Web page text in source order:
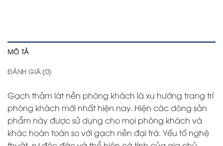
MÔ TẢ
ĐÁNH GIÁ (0)
Gạch thảm lát nền phòng khách là xu hướng trang trí
phòng khách mới nhất hiện nay. Hiện các dòng sản
phẩm này được sử dụng cho mọi phòng khách và
khác hoàn toàn so với gạch nền đại trà. Yếu tố nghệ